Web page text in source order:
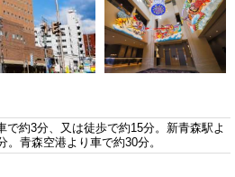
で約3分、又は徒歩で約15分。新青森駅よ
。青森空港より車で約30分。